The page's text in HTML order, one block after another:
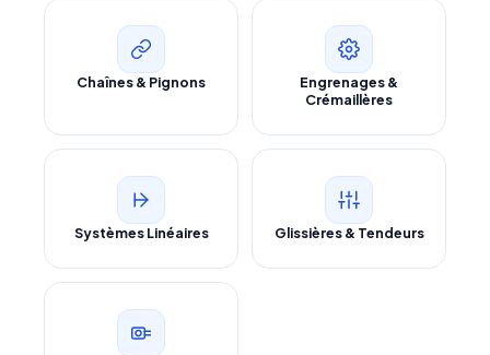
Chaînes & Pignons
Engrenages &
Crémaillères
Systèmes Linéaires Glissières & Tendeurs